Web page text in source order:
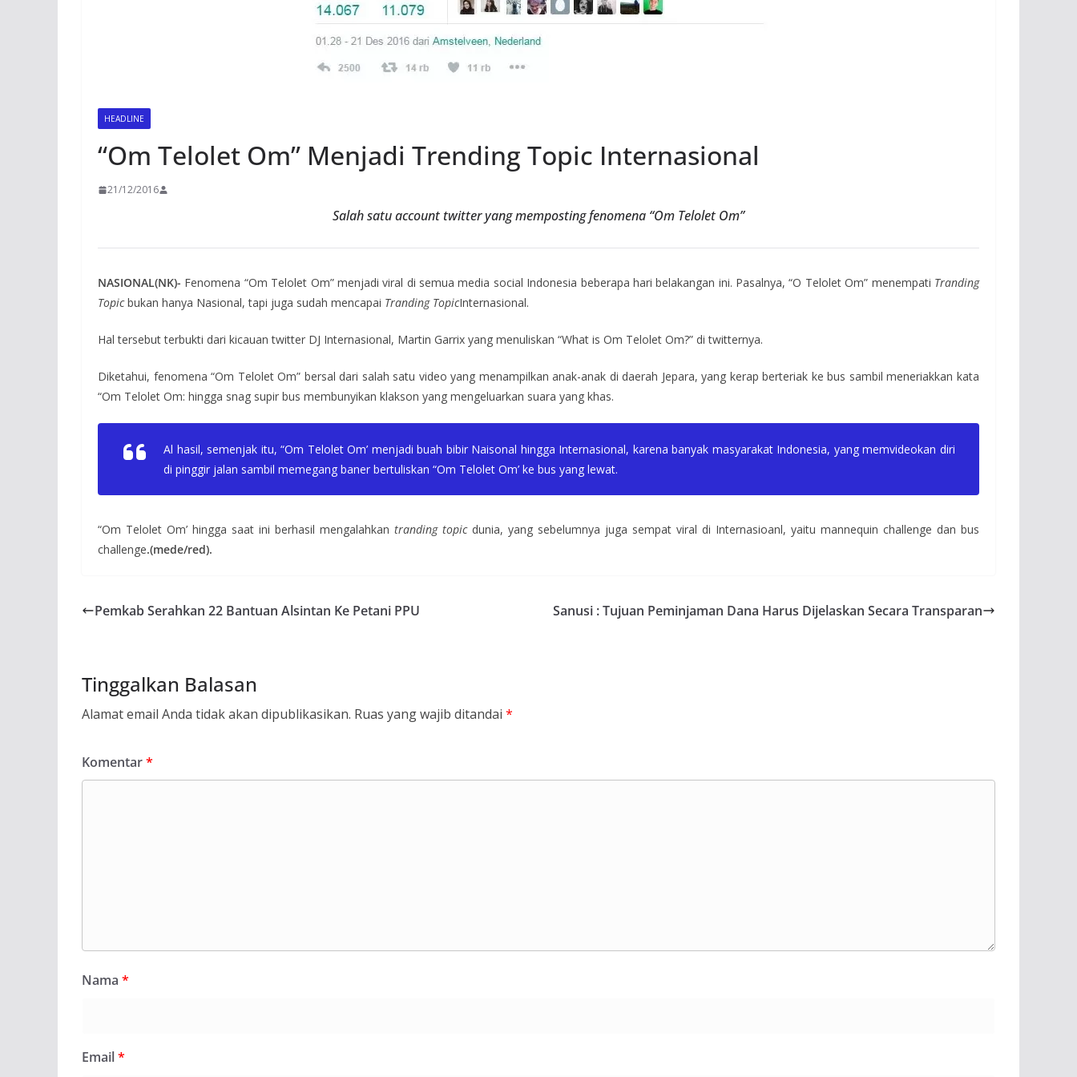
HEADLINE
“Om Telolet Om” Menjadi Trending Topic Internasional
21/12/2016
Salah satu account twitter yang memposting fenomena “Om Telolet Om”
NASIONAL(NK)- Fenomena “Om Telolet Om” menjadi viral di semua media social Indonesia beberapa hari belakangan ini. Pasalnya, “O Telolet Om” menempati Tranding
Topicbukan hanya Nasional, tapi juga sudah mencapai Tranding TopicInternasional.
Hal tersebut terbukti dari kicauan twitter DJ Internasional, Martin Garrix yang menuliskan “What is Om Telolet Om?” di twitternya.
Diketahui, fenomena “Om Telolet Om” bersal dari salah satu video yang menampilkan anak-anak di daerah Jepara, yang kerap berteriak ke bus sambil meneriakkan kata
“Om Telolet Om: hingga snag supir bus membunyikan klakson yang mengeluarkan suara yang khas.
Al hasil, semenjak itu, “Om Telolet Om’ menjadi buah bibir Naisonal hingga Internasional, karena banyak masyarakat Indonesia, yang memvideokan diri
di pinggir jalan sambil memegang baner bertuliskan “Om Telolet Om’ ke bus yang lewat.
“Om Telolet Om’ hingga saat ini berhasil mengalahkan tranding topic dunia, yang sebelumnya juga sempat viral di Internasioanl, yaitu mannequin challenge dan bus
challenge.(mede/red).
Pemkab Serahkan 22 Bantuan Alsintan Ke Petani PPU Sanusi : Tujuan Peminjaman Dana Harus Dijelaskan Secara Transparan
Tinggalkan Balasan
Alamat email Anda tidak akan dipublikasikan. Ruas yang wajib ditandai *
Komentar*
Nama *
Email*